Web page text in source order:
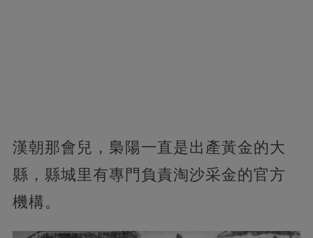
漢朝那會兒，梟陽一直是出產黃金的大
縣，縣城里有專門負責淘沙采金的官方
機構。